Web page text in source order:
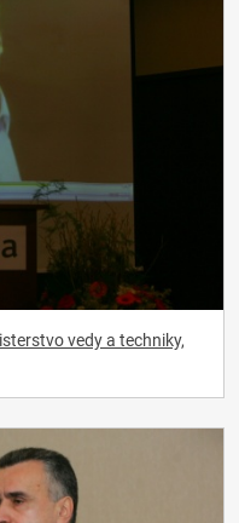
vedy a techniky,